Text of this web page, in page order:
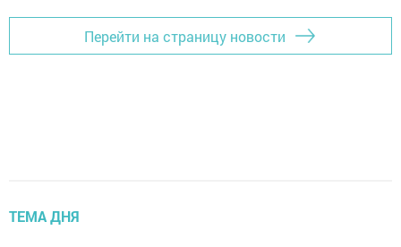
Перейти на страницу новости
ТЕМА ДНЯ